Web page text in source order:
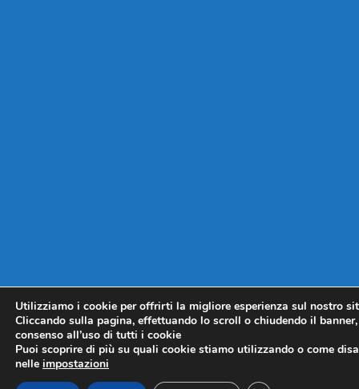
Utilizziamo i cookie per offrirti la migliore esperienza sul nostro
Cliccando sulla pagina, effettuando lo scroll o chiudendo il
consenso all’uso di tutti i cookie
Puoi scoprire di più su quali cookie stiamo utilizzando o come
nelle impostazioni